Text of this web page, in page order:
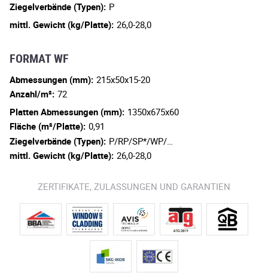
Ziegelverbände (Typen): P
mittl. Gewicht (kg/Platte): 26,0-28,0
FORMAT WF
Abmessungen (mm): 215x50x15-20
Anzahl/m²: 72
Platten Abmessungen (mm): 1350x675x60
Fläche (m²/Platte): 0,91
Ziegelverbände (Typen): P/RP/SP*/WP/…
mittl. Gewicht (kg/Platte): 26,0-28,0
ZERTIFIKATE, ZULASSUNGEN UND GARANTIEN